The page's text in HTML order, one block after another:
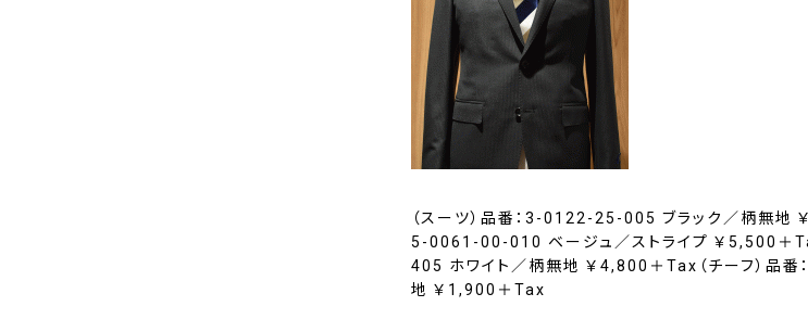
（スーツ）品番：3-0122-25-005 ブラック／柄無地
5-0061-00-010 ベージュ／ストライプ ￥5,500＋
405 ホワイト／柄無地 ￥4,800＋Tax（チーフ）品
地 ￥1,900＋Tax